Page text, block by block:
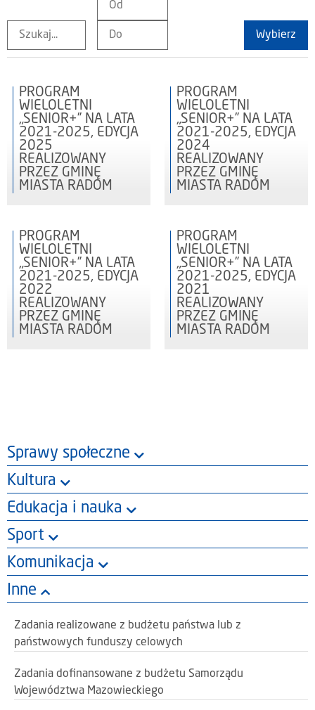
Sprawy społeczne
Kultura
Edukacja i nauka
Sport
Komunikacja
Inne
Zadania realizowane z budżetu państwa lub z
państwowych funduszy celowych
Zadania dofinansowane z budżetu Samorządu
Województwa Mazowieckiego
Wybierz
PROGRAM
WIELOLETNI
„SENIOR+” NA LATA
2021-2025, EDYCJA
2025
REALIZOWANY
PRZEZ GMINĘ
MIASTA RADOM
PROGRAM
WIELOLETNI
„SENIOR+” NA LATA
2021-2025, EDYCJA
2024
REALIZOWANY
PRZEZ GMINĘ
MIASTA RADOM
PROGRAM
WIELOLETNI
„SENIOR+” NA LATA
2021-2025, EDYCJA
2022
REALIZOWANY
PRZEZ GMINĘ
MIASTA RADOM
PROGRAM
WIELOLETNI
„SENIOR+” NA LATA
2021-2025, EDYCJA
2021
REALIZOWANY
PRZEZ GMINĘ
MIASTA RADOM